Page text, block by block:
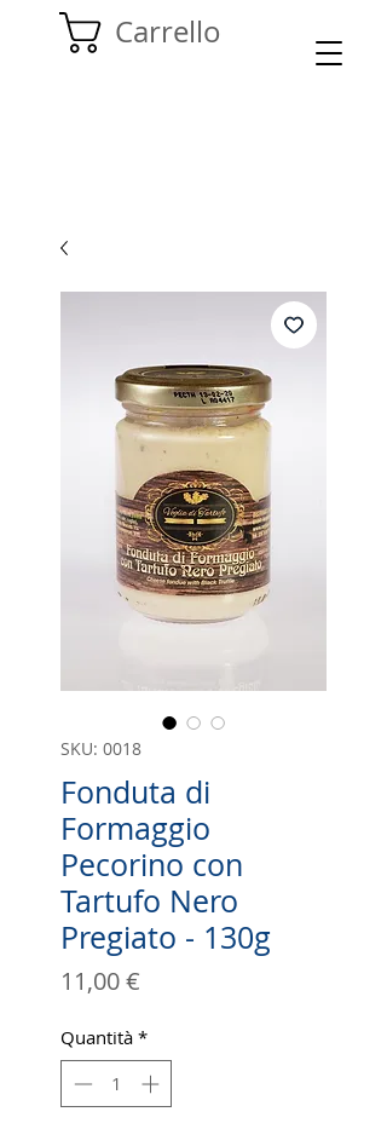
Carrello
SKU: 0018
Fonduta di
Formaggio
Pecorino con
Tartufo Nero
Pregiato - 130g
11,00 €
Quantità *